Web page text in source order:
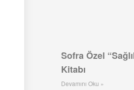
Sofra Özel
Kitabı
Devamını Oku »